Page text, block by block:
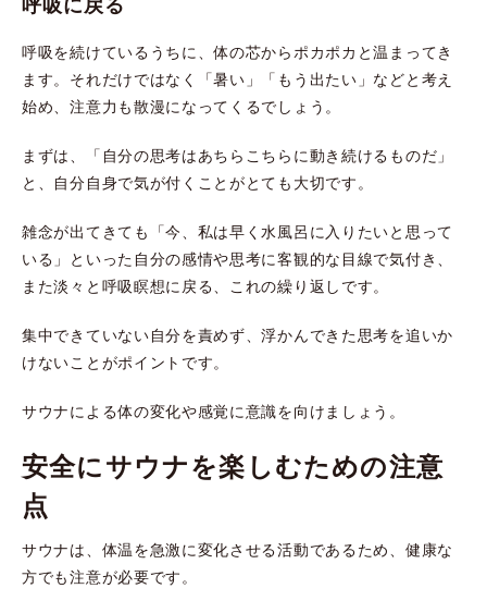
呼吸を続けているうちに、体の芯からポカポカと温まってき
ます。それだけではなく「暑い」「もう出たい」などと考え
始め、注意力も散漫になってくるでしょう。
まずは、「自分の思考はあちらこちらに動き続けるものだ」
と、自分自身で気が付くことがとても大切です。
雑念が出てきても「今、私は早く水風呂に入りたいと思って
いる」といった自分の感情や思考に客観的な目線で気付き、
また淡々と呼吸瞑想に戻る、これの繰り返しです。
集中できていない自分を責めず、浮かんできた思考を追いか
けないことがポイントです。
サウナによる体の変化や感覚に意識を向けましょう。
安全にサウナを楽しむための注意
点
サウナは、体温を急激に変化させる活動であるため、健康な
方でも注意が必要です。